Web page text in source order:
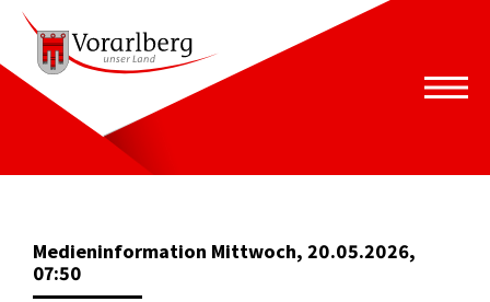
Medieninformation Mittwoch, 20.05.2026,
07:50